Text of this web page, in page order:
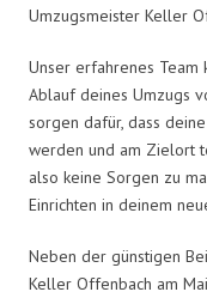
Umzugsmeister Keller
Unser erfahrenes Team
Ablauf deines Umzugs
sorgen dafür, dass
werden und am Zielort
also keine Sorgen zu
Einrichten in deinem
Neben der günstigen
Keller Offenbach am